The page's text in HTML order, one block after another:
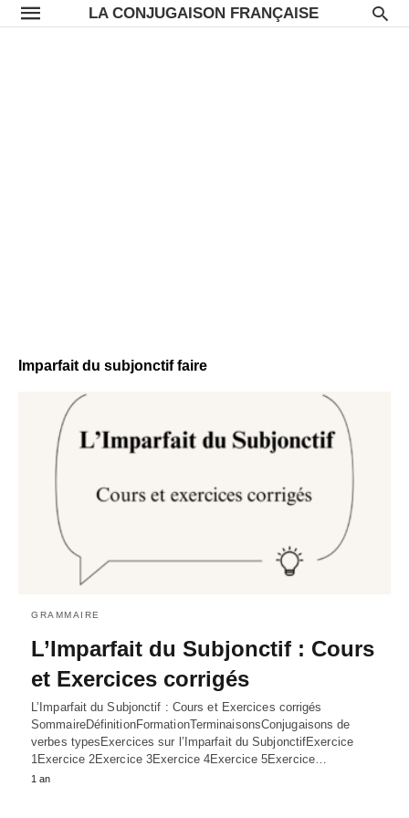
LA CONJUGAISON FRANÇAISE
Imparfait du subjonctif faire
GRAMMAIRE
L’Imparfait du Subjonctif : Cours
et Exercices corrigés
L’Imparfait du Subjonctif : Cours et Exercices corrigés
SommaireDéfinitionFormationTerminaisonsConjugaisons de
verbes typesExercices sur l’Imparfait du SubjonctifExercice
1Exercice 2Exercice 3Exercice 4Exercice 5Exercice…
1 an